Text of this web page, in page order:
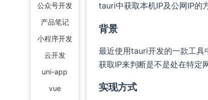
公众号开发
产品笔记
小程序开发
云开发
uni-app
vue
tauri中获取本机IP及公网IP的
背景
最近使用tauri开发的一款工具
获取IP来判断是不是处在特定
实现方式